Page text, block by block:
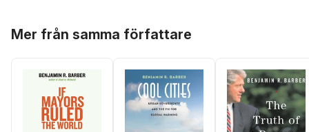
Mer från samma författare